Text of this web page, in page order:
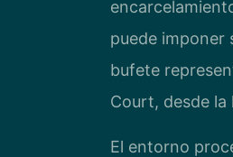
puede imponer
bufete
Court, desde la
El entorno